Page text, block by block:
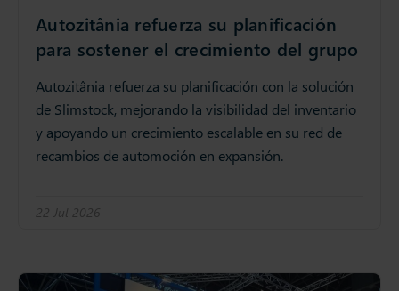
Autozitânia refuerza su planificación
para sostener el crecimiento del grupo
Autozitânia refuerza su planificación con la solución
de Slimstock, mejorando la visibilidad del inventario
y apoyando un crecimiento escalable en su red de
recambios de automoción en expansión.
22 Jul 2026